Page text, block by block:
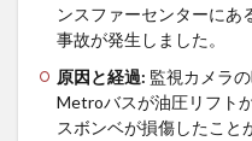
東京都、八重洲駐車場に地下
シェルターを整備へ…小池知事
「弾道... NEW! (8/8)
【動画】戦犯はどっち？ｗｗ
ｗｗｗｗｗｗｗｗｗｗｗｗｗ
ｗｗｗｗ... NEW! (8/8)
ンスファーセンターにあ
事故が発生しました。
原因と経過: 監視カメラ
Metroバスが油圧リフト
スボンベが損傷したこと